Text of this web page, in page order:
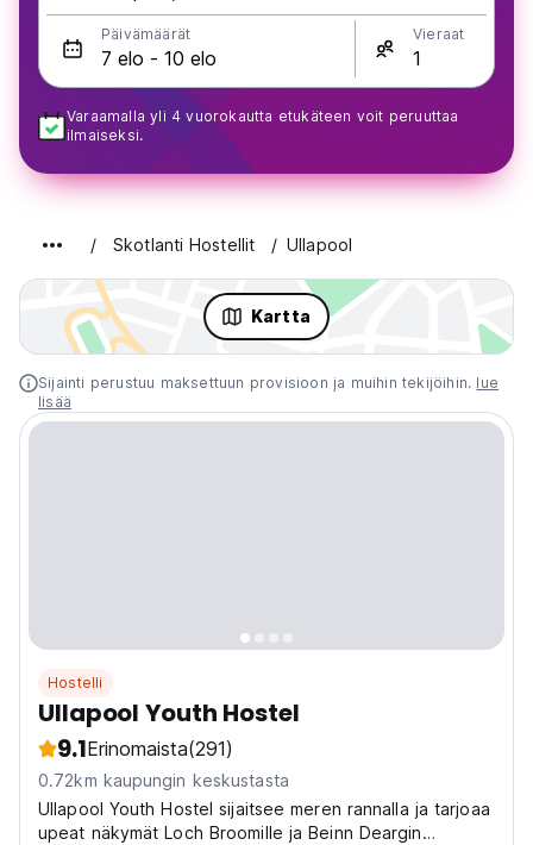
Päivämäärät Vieraat
Varaamalla yli 4 vuorokautta etukäteen voit peruuttaa
ilmaiseksi.
Skotlanti Hostellit Ullapool
Kartta
Sijainti perustuu maksettuun provisioon ja muihin tekijöihin. lue
lisää
Hostelli
Ullapool Youth Hostel
9.1Erinomaista(291)
0.72km kaupungin keskustasta
Ullapool Youth Hostel sijaitsee meren rannalla ja tarjoaa
upeat näkymät Loch Broomille ja Beinn Deargin